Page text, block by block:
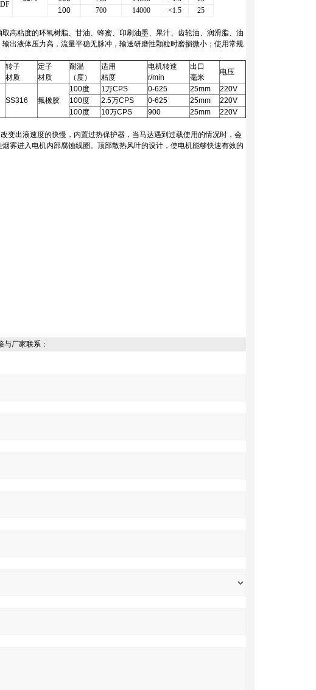
100 700 14000 <1.5 25
高粘度的环氧树脂、甘油、蜂蜜、印刷油墨、果汁、齿轮油、润滑脂、油
出液体压力高，流量平稳无脉冲，输送研磨性颗粒时磨损微小；使用常规
转子
材质
定子
材质
耐温
（度）
适用
粘度
电机转速
r/min
出口
毫米
电压
SS316 氟橡胶
100度 1万CPS 0-625 25mm
220V
100度 2.5万CPS 0-625 25mm
220V
100度 10万CPS 900 25mm 220V
出液速度的快慢，内置过热保护器，当马达遇到过载使用的情况时，会
雾进入电机内部腐蚀线圈。顶部散热风叶的设计，使电机能够快速有效的
厂家联系：